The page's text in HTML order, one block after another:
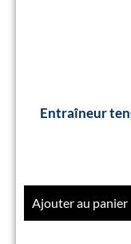
Entraîneur
Ajouter au panier